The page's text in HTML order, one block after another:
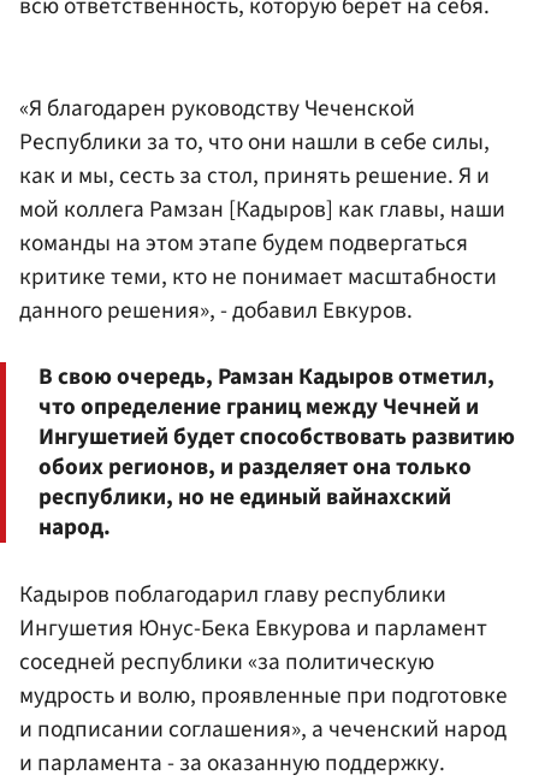
«Я благодарен руководству Чеченской
Республики за то, что они нашли в себе силы,
как и мы, сесть за стол, принять решение. Я и
мой коллега Рамзан [Кадыров] как главы, наши
команды на этом этапе будем подвергаться
критике теми, кто не понимает масштабности
данного решения», - добавил Евкуров.
В свою очередь, Рамзан Кадыров отметил,
что определение границ между Чечней и
Ингушетией будет способствовать развитию
обоих регионов, и разделяет она только
республики, но не единый вайнахский
народ.
Кадыров поблагодарил главу республики
Ингушетия Юнус-Бека Евкурова и парламент
соседней республики «за политическую
мудрость и волю, проявленные при подготовке
и подписании соглашения», а чеченский народ
и парламента - за оказанную поддержку.